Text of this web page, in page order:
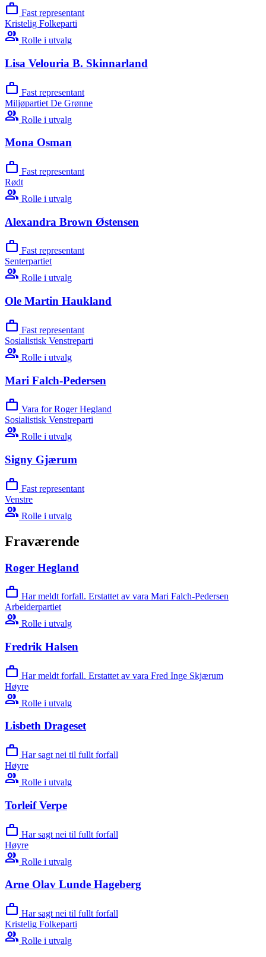
work Fast representant
Kristelig Folkeparti
group Rolle i utvalg
Lisa Velouria B. Skinnarland
work Fast representant
Miljøpartiet De Grønne
group Rolle i utvalg
Mona Osman
work Fast representant
Rødt
group Rolle i utvalg
Alexandra Brown Østensen
work Fast representant
Senterpartiet
group Rolle i utvalg
Ole Martin Haukland
work Fast representant
Sosialistisk Venstreparti
group Rolle i utvalg
Mari Falch-Pedersen
work Vara for Roger Hegland
Sosialistisk Venstreparti
group Rolle i utvalg
Signy Gjærum
work Fast representant
Venstre
group Rolle i utvalg
Fraværende
Roger Hegland
work Har meldt forfall. Erstattet av vara Mari Falch-Pedersen
Arbeiderpartiet
group Rolle i utvalg
Fredrik Halsen
work Har meldt forfall. Erstattet av vara Fred Inge Skjærum
Høyre
group Rolle i utvalg
Lisbeth Drageset
work Har sagt nei til fullt forfall
Høyre
group Rolle i utvalg
Torleif Verpe
work Har sagt nei til fullt forfall
Høyre
group Rolle i utvalg
Arne Olav Lunde Hageberg
work Har sagt nei til fullt forfall
Kristelig Folkeparti
group Rolle i utvalg